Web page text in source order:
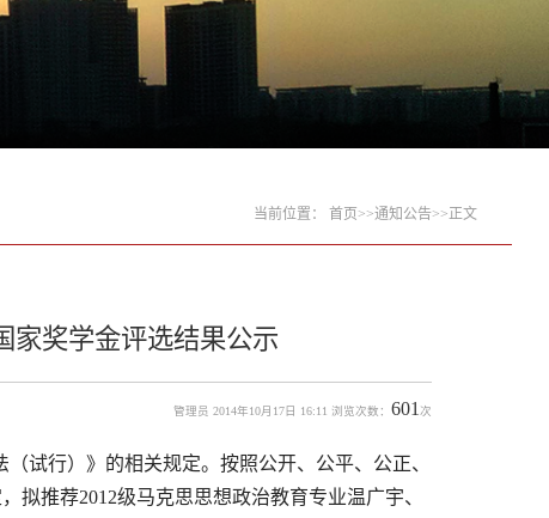
当前位置： 首页 >>通知公告>>正文
家奖学金评选结果公示
管理员 2014年10月17日 16:11 浏览次数： 601 次
试行）》的相关规定。按照公开、公平、公正、
拟推荐2012级马克思思想政治教育专业温广宇、